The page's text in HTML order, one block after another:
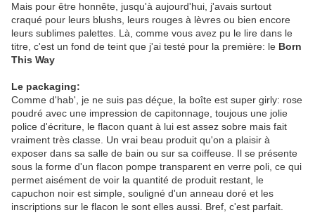
Mais pour être honnête, jusqu'à aujourd'hui, j'avais surtout
craqué pour leurs blushs, leurs rouges à lèvres ou bien encore
leurs sublimes palettes. Là, comme vous avez pu le lire dans le
titre, c'est un fond de teint que j'ai testé pour la première: le Born
This Way
Le packaging:
Comme d'hab', je ne suis pas déçue, la boîte est super girly: rose
poudré avec une impression de capitonnage, toujous une jolie
police d'écriture, le flacon quant à lui est assez sobre mais fait
vraiment très classe. Un vrai beau produit qu'on a plaisir à
exposer dans sa salle de bain ou sur sa coiffeuse. Il se présente
sous la forme d'un flacon pompe transparent en verre poli, ce qui
permet aisément de voir la quantité de produit restant, le
capuchon noir est simple, souligné d'un anneau doré et les
inscriptions sur le flacon le sont elles aussi. Bref, c'est parfait.